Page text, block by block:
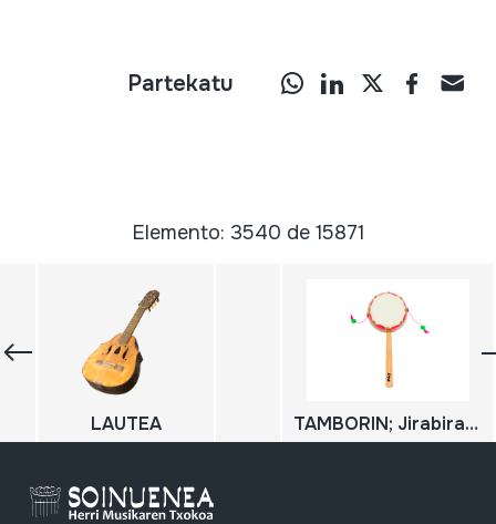
Partekatu
Elemento: 3540 de 15871
LAUTEA TAMBORIN; Jirabirazko danborra